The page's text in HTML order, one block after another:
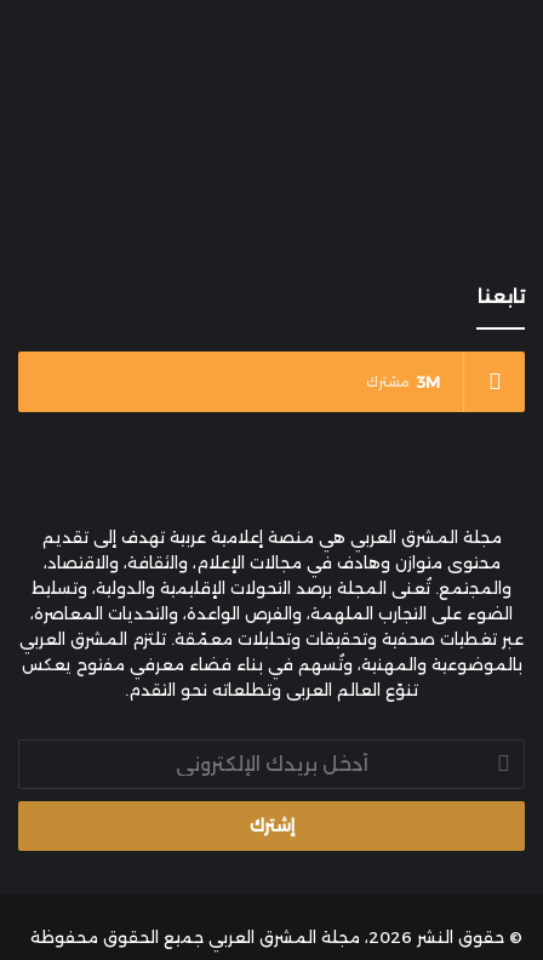
تابعنا
3M مشترك
مجلة المشرق العربي هي منصة إعلامية عربية تهدف إلى تقديم
محتوى متوازن وهادف في مجالات الإعلام، والثقافة، والاقتصاد،
والمجتمع. تُعنى المجلة برصد التحولات الإقليمية والدولية، وتسليط
الضوء على التجارب الملهمة، والفرص الواعدة، والتحديات المعاصرة،
عبر تغطيات صحفية وتحقيقات وتحليلات معمّقة. تلتزم المشرق العربي
بالموضوعية والمهنية، وتُسهم في بناء فضاء معرفي مفتوح يعكس
تنوّع العالم العربي وتطلعاته نحو التقدم.
أدخل
بريدك
الإلكتروني
© حقوق النشر 2026، مجلة المشرق العربي جميع الحقوق محفوظة